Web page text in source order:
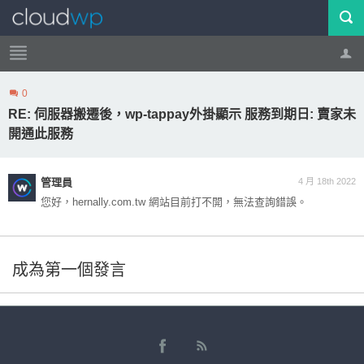
帳號 登出
0
RE: 伺服器搬遷後，wp-tappay外掛顯示 服務到期日: 賣家未
開通此服務
4 月 18th 2022
管理員
您好，hernally.com.tw 網站目前打不開，無法查詢錯誤。
成為第一個發言